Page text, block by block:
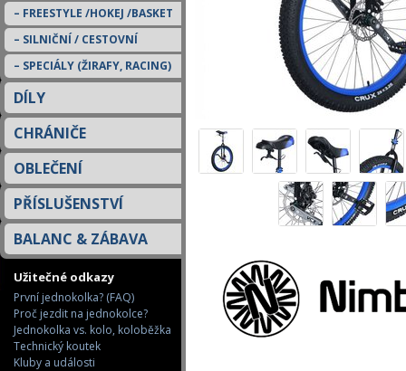
FREESTYLE /HOKEJ /BASKET
SILNIČNÍ / CESTOVNÍ
SPECIÁLY (ŽIRAFY, RACING)
DÍLY
CHRÁNIČE
OBLEČENÍ
PŘÍSLUŠENSTVÍ
BALANC & ZÁBAVA
Užitečné odkazy
První jednokolka? (FAQ)
Proč jezdit na jednokolce?
Jednokolka vs. kolo, koloběžka
Technický koutek
Kluby a události